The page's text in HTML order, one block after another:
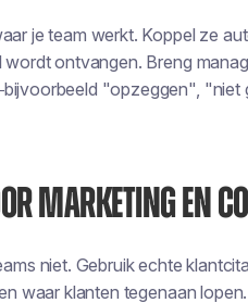
je team werkt. Koppel ze
ontvangen. Breng
"opzeggen", "niet
MARKETING EN
niet. Gebruik echte
waar klanten tegenaan